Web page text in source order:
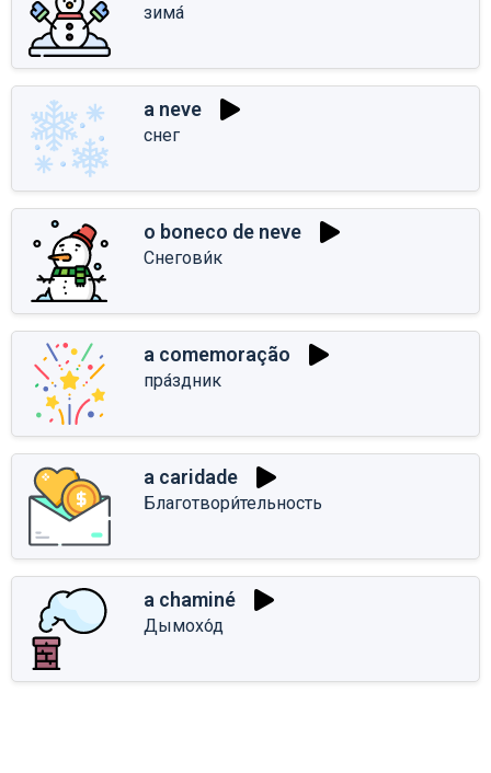
зима́
a neve
снег
o boneco de neve
Снегови́к
a comemoração
пра́здник
a caridade
Благотвори́тельность
a chaminé
Дымохо́д